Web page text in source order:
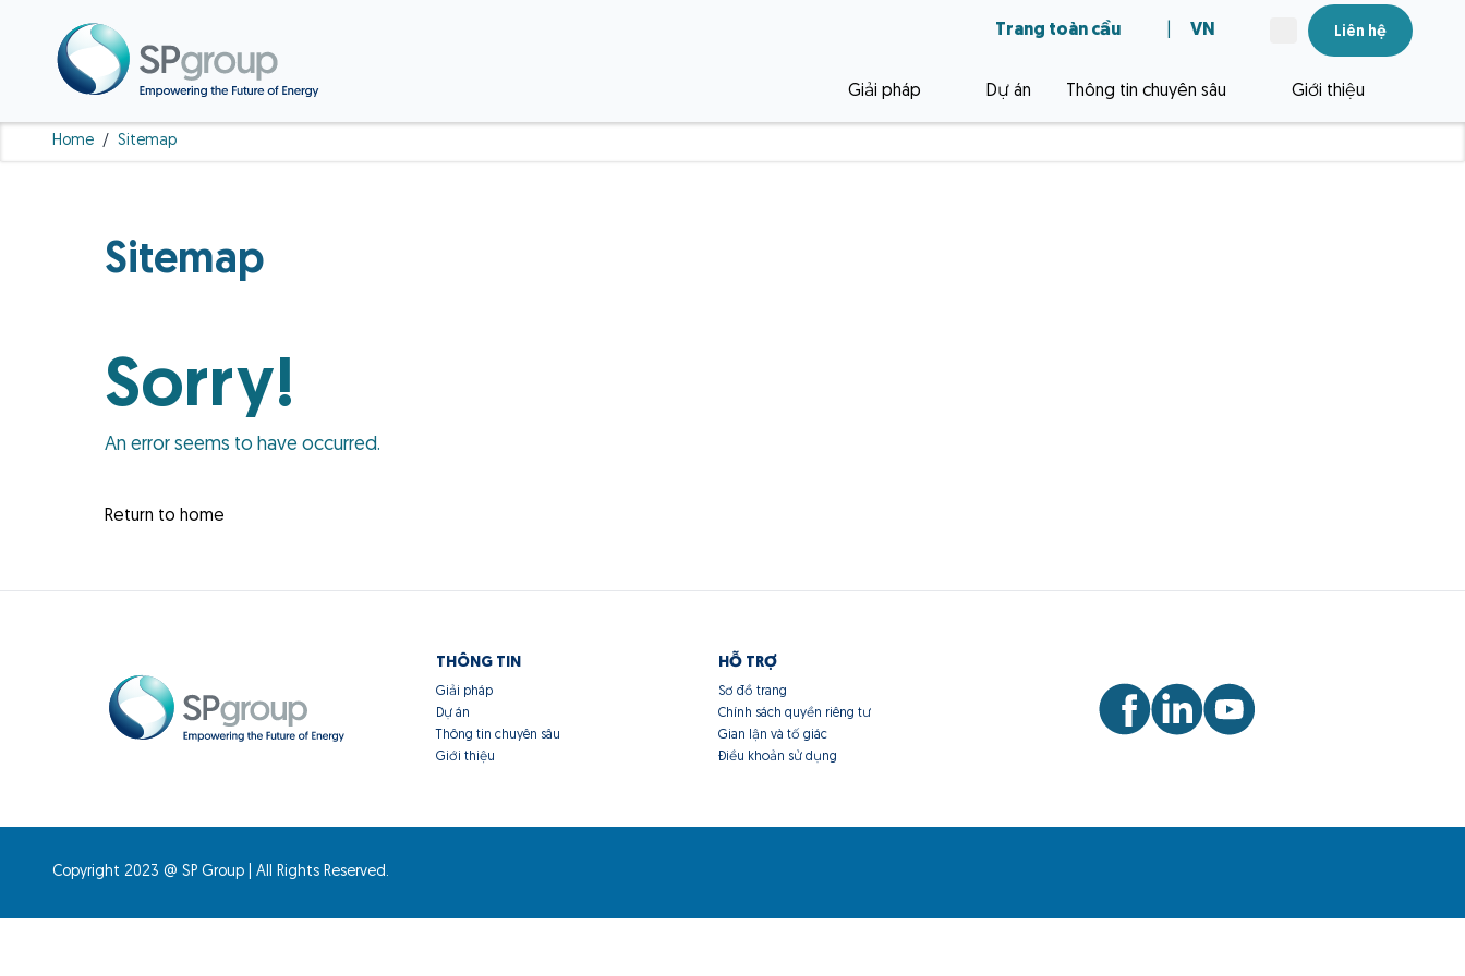
Trang toàn cầu VN Liên hệ
Giải pháp Dự án Thông tin chuyên sâu Giới thiệu
Home / Sitemap
Sitemap
Sorry!
An error seems to have occurred.
Return to home
THÔNG TIN
Giải pháp
Dự án
Thông tin chuyên sâu
Giới thiệu
HỖ TRỢ
Sơ đồ trang
Chính sách quyền riêng tư
Gian lận và tố giác
Điều khoản sử dụng
Copyright 2023 @ SP Group | All Rights Reserved.